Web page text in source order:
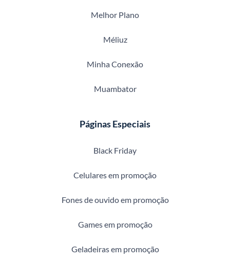
Melhor Plano
Méliuz
Minha Conexão
Muambator
Páginas Especiais
Black Friday
Celulares em promoção
Fones de ouvido em promoção
Games em promoção
Geladeiras em promoção